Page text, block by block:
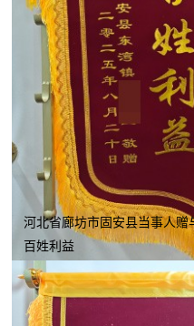
河北省廊坊市固安县当事人
百姓利益